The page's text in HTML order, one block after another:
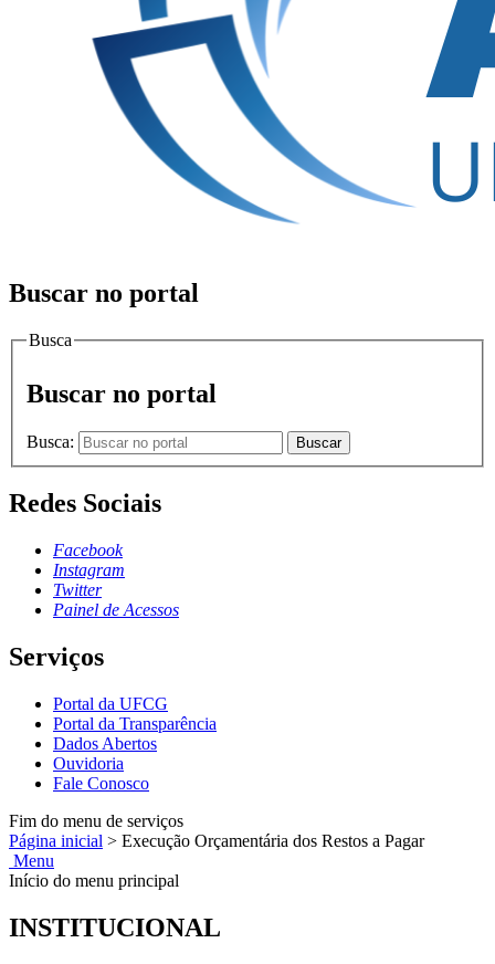
Buscar no portal
Busca
Buscar no portal
Busca: Buscar
Redes Sociais
Facebook
Instagram
Twitter
Painel de Acessos
Serviços
Portal da UFCG
Portal da Transparência
Dados Abertos
Ouvidoria
Fale Conosco
Fim do menu de serviços
Página inicial > Execução Orçamentária dos Restos a Pagar
Menu
Início do menu principal
INSTITUCIONAL